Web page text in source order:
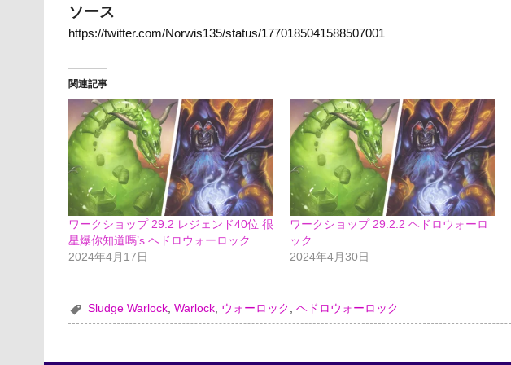
ソース
https://twitter.com/Norwis135/status/1770185041588507001
関連記事
ワークショップ 29.2 レジェンド40位 很
星爆你知道嗎’s ヘドロウォーロック
2024年4月17日
ワークショップ 29.2.2 ヘドロウォーロ
ック
2024年4月30日
Sludge Warlock ,Warlock ウォーロック ,ヘドロウォーロック